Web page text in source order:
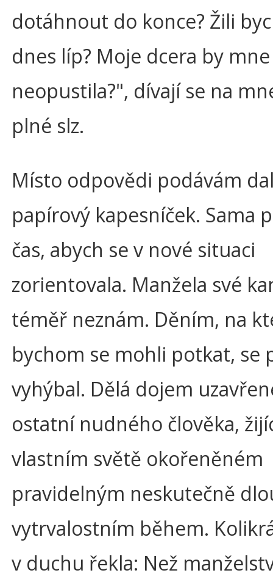
dotáhnout do konce? Žili
dnes líp? Moje dcera by
neopustila?", dívají se na
plné slz.
Místo odpovědi podávám
papírový kapesníček. Sama
čas, abych se v nové situaci
zorientovala. Manžela své
téměř neznám. Děním, na
bychom se mohli potkat, se
vyhýbal. Dělá dojem
ostatní nudného člověka,
vlastním světě okořeněném
pravidelným neskutečně
vytrvalostním během.
v duchu řekla: Než